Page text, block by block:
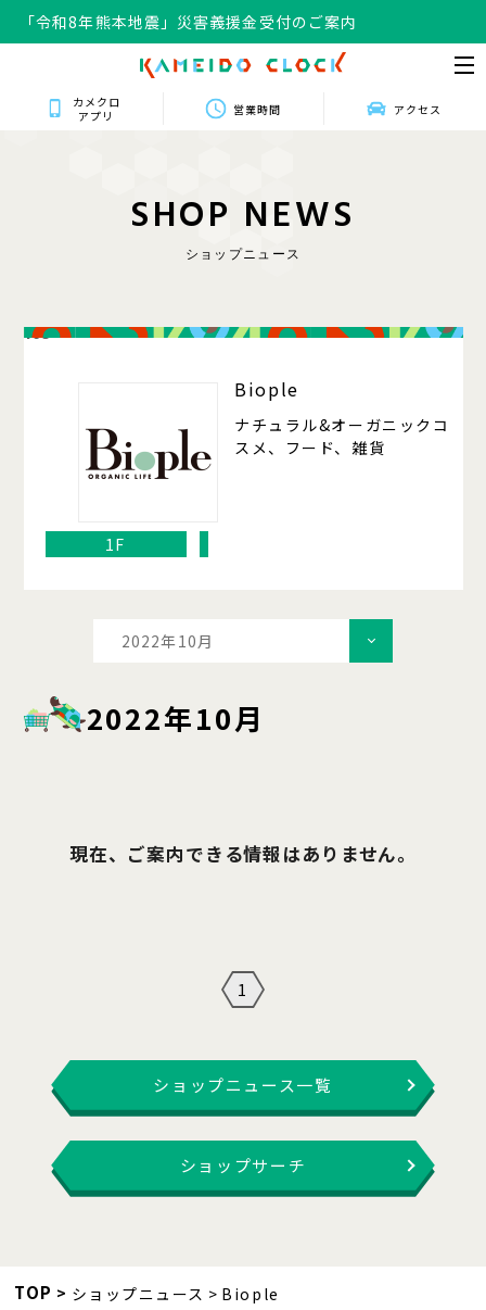
「令和8年熊本地震」災害義援金受付のご案内
カメクロ
アプリ
営業時間 アクセス
SHOP NEWS
ショップニュース
105
Biople
ナチュラル&オーガニックコ
スメ、フード、雑貨
1F
2022年10月
2022年10月
現在、ご案内できる情報はありません。
1
ショップニュース一覧
ショップサーチ
TOP ショップニュース Biople